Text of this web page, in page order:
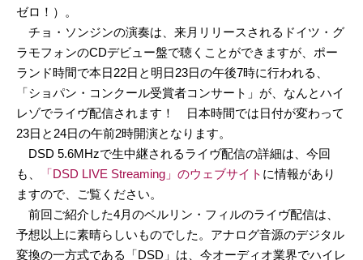
ゼロ！）。
チョ・ソンジンの演奏は、来月リリースされるドイツ・グ
ラモフォンのCDデビュー盤で聴くことができますが、ポー
ランド時間で本日22日と明日23日の午後7時に行われる、
「ショパン・コンクール受賞者コンサート」が、なんとハイ
レゾでライヴ配信されます！ 日本時間では日付が変わって
23日と24日の午前2時開演となります。
DSD 5.6MHzで生中継されるライヴ配信の詳細は、今回
も、
「DSD LIVE Streaming」のウェブサイト に情報があり
ますので、ご覧ください。
前回ご紹介した4月のベルリン・フィルのライヴ配信は、
予想以上に素晴らしいものでした。アナログ音源のデジタル
変換の一方式である「DSD」は、今オーディオ業界でハイレ